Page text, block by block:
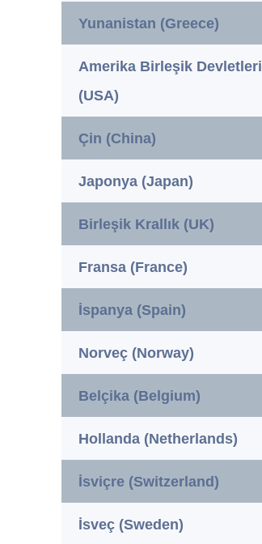
Yunanistan (Greece)
Amerika Birleşik Devletleri
(USA)
Çin (China)
Japonya (Japan)
Birleşik Krallık (UK)
Fransa (France)
İspanya (Spain)
Norveç (Norway)
Belçika (Belgium)
Hollanda (Netherlands)
İsviçre (Switzerland)
İsveç (Sweden)